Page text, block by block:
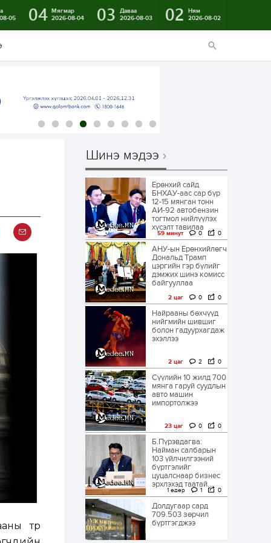
05
04 Мягмар
2026-08-04
03
Даваа
2026-08-03
02
Ням
2026-08-02
түр
Шинэ мэдээ
Ерөнхий сайд
БНХАУ-аас сар бүр
12-15 мянган тонн
АИ-92 автобензин
тогтмол нийлүүлэх
хүсэлт тавилаа
59 минут 0 0
АНУ-ын Ерөнхийлөгч
Дональд Трамп
цэргийн гэр бүлийг
дэмжих шинэ комисс
байгууллаа
2 цаг 0 0
Найрааны бөхчүүд
нийгмийн шившиг
болон гадуурхагдаж
эхэллээ
2 цаг 2 0
Сүүлийн 10 жилд 700
мянга гаруй суудлын
авто машин
импортолжээ
23 цаг 0 0
Б.Пүрэвдагва:
Найман салбарын
103 үйлчилгээний
бүртгэлийг
цуцалснаар бизнес
эрхлэхэд таатай...
1 өдөр 1 0
Долдугаар сард
709.503 зөрчил
бүртгэгджээ